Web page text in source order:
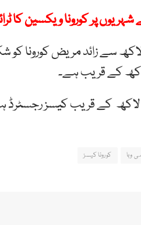
پر کورونا ویکسین کا
وبا کورونا کیسز